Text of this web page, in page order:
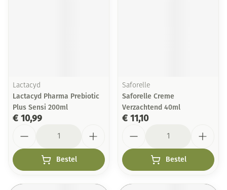
Lactacyd
Lactacyd Pharma Prebiotic
Plus Sensi 200ml
€ 10,99
Bestel
Saforelle
Saforelle Creme
Verzachtend 40ml
€ 11,10
Bestel